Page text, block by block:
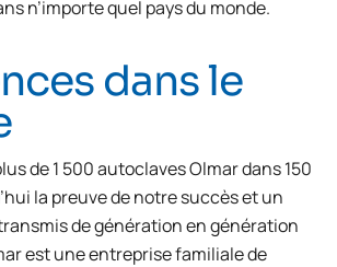
n’importe quel pays du monde.
dans le
de 1 500 autoclaves Olmar dans 150
la preuve de notre succès et un
de génération en génération
est une entreprise familiale de